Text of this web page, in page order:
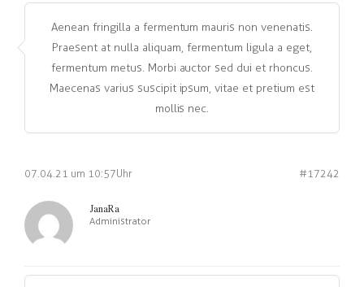
Aenean fringilla a fermentum mauris non venenatis.
Praesent at nulla aliquam, fermentum ligula a eget,
fermentum metus. Morbi auctor sed dui et rhoncus.
Maecenas varius suscipit ipsum, vitae et pretium est
mollis nec.
07.04.21 um 10:57 Uhr #17242
JanaRa
Administrator